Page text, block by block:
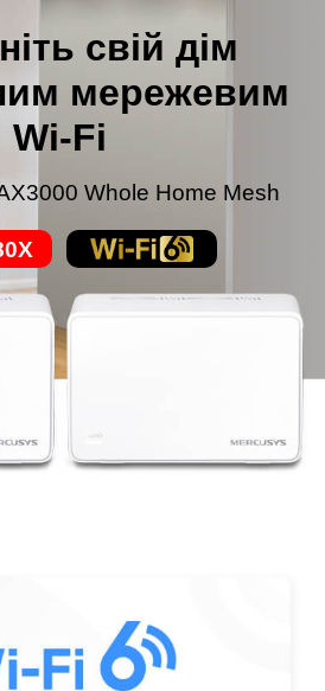
свій дім
мережевим
Wi-Fi
Whole Home Mesh